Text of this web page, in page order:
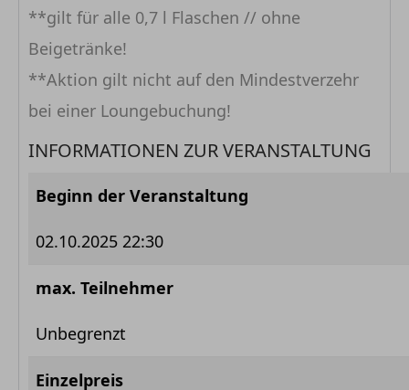
**gilt für alle 0,7 l Flaschen // ohne
Beigetränke!
**Aktion gilt nicht auf den Mindestverzehr
bei einer Loungebuchung!
INFORMATIONEN ZUR VERANSTALTUNG
Beginn der Veranstaltung
02.10.2025 22:30
max. Teilnehmer
Unbegrenzt
Einzelpreis